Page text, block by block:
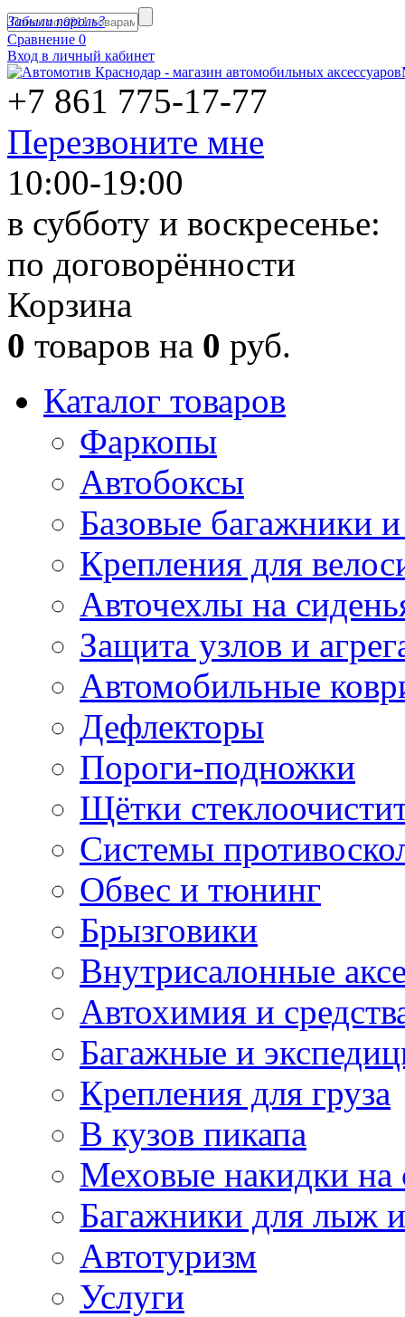
Сравнение 0
Вход в личный кабинет
+7 861 775-17-77
Перезвоните мне
10:00-19:00
в субботу и воскресенье:
по договорённости
Корзина
0 товаров на 0 руб.
Каталог товаров
Фаркопы
Автобоксы
Базовые багажники
Крепления для
Авточехлы на
Защита узлов и
Автомобильные
Дефлекторы
Пороги-подножки
Щётки
Системы
Обвес и тюнинг
Брызговики
Внутрисалонные
Автохимия и
Багажные и
Крепления для груза
В кузов пикапа
Меховые накидки на
Багажники для лыж
Автотуризм
Услуги
Забыли пароль?